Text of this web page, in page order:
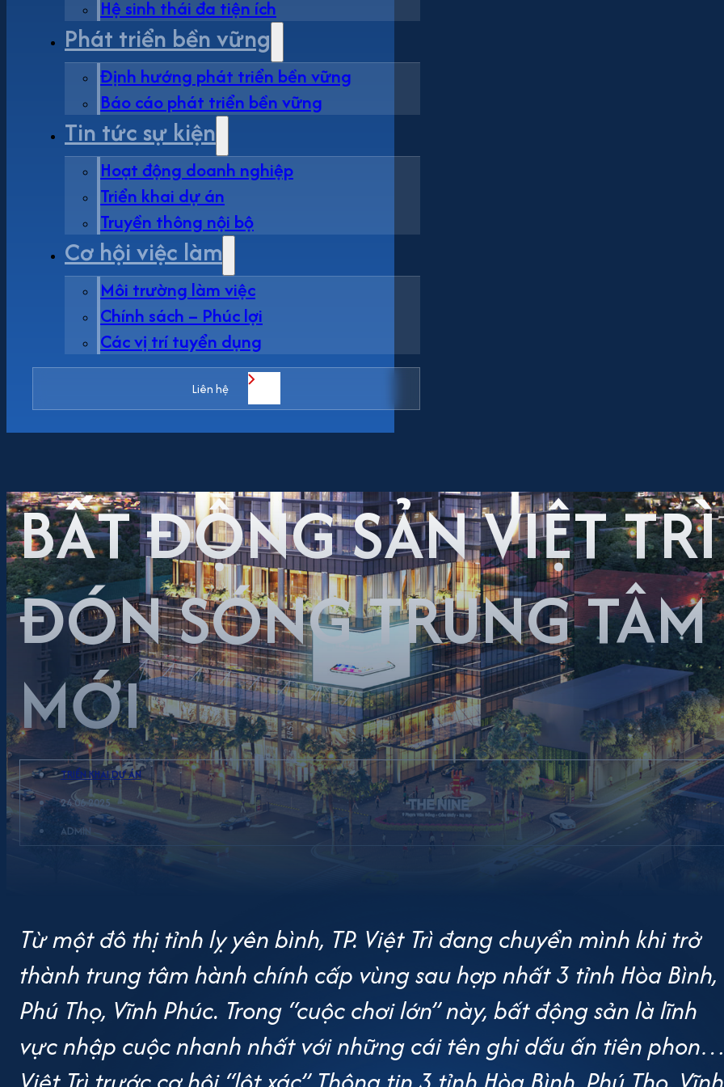
Hệ sinh thái đa tiện ích
Phát triển bền vững
Định hướng phát triển bền vững
Báo cáo phát triển bền vững
Tin tức sự kiện
Hoạt động doanh nghiệp
Triển khai dự án
Truyền thông nội bộ
Cơ hội việc làm
Môi trường làm việc
Chính sách – Phúc lợi
Các vị trí tuyển dụng
Liên hệ
BẤT ĐỘNG SẢN VIỆT
ĐÓN SÓNG TRUNG
MỚI
TRIỂN KHAI DỰ ÁN
24.06.2025
ADMIN
Từ một đô thị tỉnh lỵ yên bình, TP. Việt Trì đang chuyển mình khi trở
thành trung tâm hành chính cấp vùng sau hợp nhất 3 tỉnh Hòa Bình,
Phú Thọ, Vĩnh Phúc. Trong “cuộc chơi lớn” này, bất động sản là lĩnh
vực nhập cuộc nhanh nhất với những cái tên ghi dấu ấn tiên